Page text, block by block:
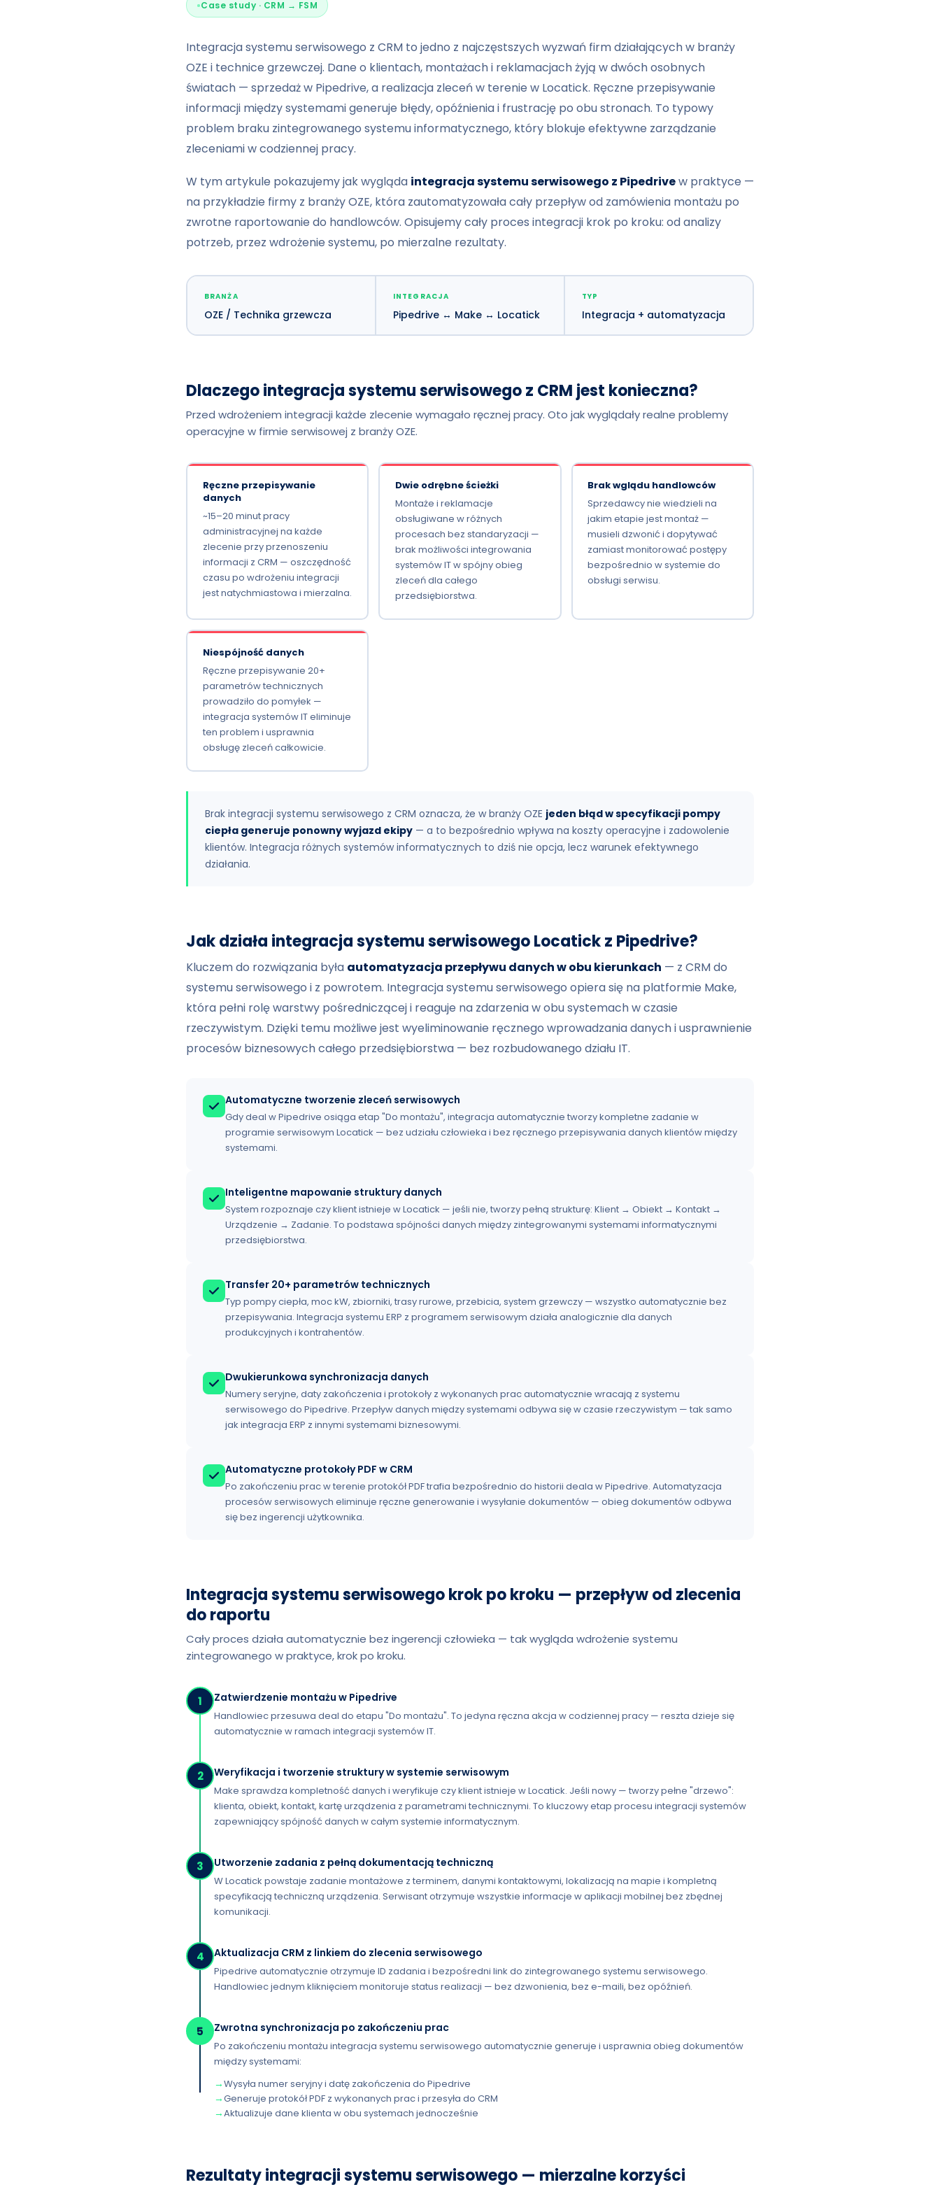
Case study · CRM → FSM
Integracja systemu serwisowego z CRM to jedno z najczęstszych wyzwań firm działających w branży
OZE i technice grzewczej. Dane o klientach, montażach i reklamacjach żyją w dwóch osobnych
światach — sprzedaż w Pipedrive, a realizacja zleceń w terenie w Locatick. Ręczne przepisywanie
informacji między systemami generuje błędy, opóźnienia i frustrację po obu stronach. To typowy
problem braku zintegrowanego systemu informatycznego, który blokuje efektywne zarządzanie
zleceniami w codziennej pracy.
W tym artykule pokazujemy jak wygląda integracja systemu serwisowego z Pipedrivew praktyce —
na przykładzie firmy z branży OZE, która zautomatyzowała cały przepływ od zamówienia montażu po
zwrotne raportowanie do handlowców. Opisujemy cały proces integracji krok po kroku: od analizy
potrzeb, przez wdrożenie systemu, po mierzalne rezultaty.
BRANŻA
OZE / Technika grzewcza
INTEGRACJA
Pipedrive ↔ Make ↔ Locatick
TYP
Integracja + automatyzacja
Dlaczego integracja systemu serwisowego z CRM jest konieczna?
Przed wdrożeniem integracji każde zlecenie wymagało ręcznej pracy. Oto jak wyglądały realne problemy
operacyjne w firmie serwisowej z branży OZE.
Ręczne przepisywanie
danych
~15–20 minut pracy
administracyjnej na każde
zlecenie przy przenoszeniu
informacji z CRM — oszczędność
czasu po wdrożeniu integracji
jest natychmiastowa i mierzalna.
Dwie odrębne ścieżki
Montaże i reklamacje
obsługiwane w różnych
procesach bez standaryzacji —
brak możliwości integrowania
systemów IT w spójny obieg
zleceń dla całego
przedsiębiorstwa.
Brak wglądu handlowców
Sprzedawcy nie wiedzieli na
jakim etapie jest montaż —
musieli dzwonić i dopytywać
zamiast monitorować postępy
bezpośrednio w systemie do
obsługi serwisu.
Niespójność danych
Ręczne przepisywanie 20+
parametrów technicznych
prowadziło do pomyłek —
integracja systemów IT eliminuje
ten problem i usprawnia
obsługę zleceń całkowicie.
Brak integracji systemu serwisowego z CRM oznacza, że w branży OZE jeden błąd w specyfikacji pompy
ciepła generuje ponowny wyjazd ekipy — a to bezpośrednio wpływa na koszty operacyjne i zadowolenie
klientów. Integracja różnych systemów informatycznych to dziś nie opcja, lecz warunek efektywnego
działania.
Jak działa integracja systemu serwisowego Locatick z Pipedrive?
Kluczem do rozwiązania była automatyzacja przepływu danych w obu kierunkach — z CRM do
systemu serwisowego i z powrotem. Integracja systemu serwisowego opiera się na platformie Make,
która pełni rolę warstwy pośredniczącej i reaguje na zdarzenia w obu systemach w czasie
rzeczywistym. Dzięki temu możliwe jest wyeliminowanie ręcznego wprowadzania danych i usprawnienie
procesów biznesowych całego przedsiębiorstwa — bez rozbudowanego działu IT.
Automatyczne tworzenie zleceń serwisowych
Gdy deal w Pipedrive osiąga etap "Do montażu", integracja automatycznie tworzy kompletne zadanie w
programie serwisowym Locatick — bez udziału człowieka i bez ręcznego przepisywania danych klientów między
systemami.
Inteligentne mapowanie struktury danych
System rozpoznaje czy klient istnieje w Locatick — jeśli nie, tworzy pełną strukturę: Klient → Obiekt → Kontakt →
Urządzenie → Zadanie. To podstawa spójności danych między zintegrowanymi systemami informatycznymi
przedsiębiorstwa.
Transfer 20+ parametrów technicznych
Typ pompy ciepła, moc kW, zbiorniki, trasy rurowe, przebicia, system grzewczy — wszystko automatycznie bez
przepisywania. Integracja systemu ERP z programem serwisowym działa analogicznie dla danych
produkcyjnych i kontrahentów.
Dwukierunkowa synchronizacja danych
Numery seryjne, daty zakończenia i protokoły z wykonanych prac automatycznie wracają z systemu
serwisowego do Pipedrive. Przepływ danych między systemami odbywa się w czasie rzeczywistym — tak samo
jak integracja ERP z innymi systemami biznesowymi.
Automatyczne protokoły PDF w CRM
Po zakończeniu prac w terenie protokół PDF trafia bezpośrednio do historii deala w Pipedrive. Automatyzacja
procesów serwisowych eliminuje ręczne generowanie i wysyłanie dokumentów — obieg dokumentów odbywa
się bez ingerencji użytkownika.
Integracja systemu serwisowego krok po kroku — przepływ od zlecenia
do raportu
Cały proces działa automatycznie bez ingerencji człowieka — tak wygląda wdrożenie systemu
zintegrowanego w praktyce, krok po kroku.
1 Zatwierdzenie montażu w Pipedrive
Handlowiec przesuwa deal do etapu "Do montażu". To jedyna ręczna akcja w codziennej pracy — reszta dzieje się
automatycznie w ramach integracji systemów IT.
2 Weryfikacja i tworzenie struktury w systemie serwisowym
Make sprawdza kompletność danych i weryfikuje czy klient istnieje w Locatick. Jeśli nowy — tworzy pełne "drzewo":
klienta, obiekt, kontakt, kartę urządzenia z parametrami technicznymi. To kluczowy etap procesu integracji systemów
zapewniający spójność danych w całym systemie informatycznym.
3 Utworzenie zadania z pełną dokumentacją techniczną
W Locatick powstaje zadanie montażowe z terminem, danymi kontaktowymi, lokalizacją na mapie i kompletną
specyfikacją techniczną urządzenia. Serwisant otrzymuje wszystkie informacje w aplikacji mobilnej bez zbędnej
komunikacji.
4 Aktualizacja CRM z linkiem do zlecenia serwisowego
Pipedrive automatycznie otrzymuje ID zadania i bezpośredni link do zintegrowanego systemu serwisowego.
Handlowiec jednym kliknięciem monitoruje status realizacji — bez dzwonienia, bez e-maili, bez opóźnień.
5 Zwrotna synchronizacja po zakończeniu prac
Po zakończeniu montażu integracja systemu serwisowego automatycznie generuje i usprawnia obieg dokumentów
między systemami:
→Wysyła numer seryjny i datę zakończenia do Pipedrive
→Generuje protokół PDF z wykonanych prac i przesyła do CRM
→Aktualizuje dane klienta w obu systemach jednocześnie
Rezultaty integracji systemu serwisowego — mierzalne korzyści